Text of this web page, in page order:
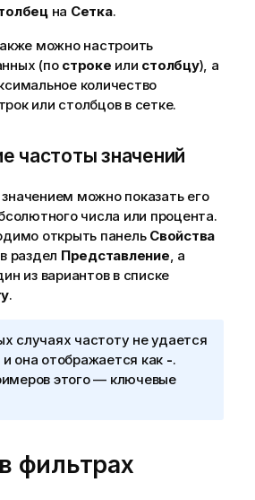
на Сетка.
можно настроить
(по строке или столбцу), а
количество
или столбцов в сетке.
частоты значений
можно показать его
числа или процента.
открыть панель Свойства
раздел Представление, а
из вариантов в списке
.
случаях частоту не удается
она отображается как -.
этого — ключевые
фильтрах